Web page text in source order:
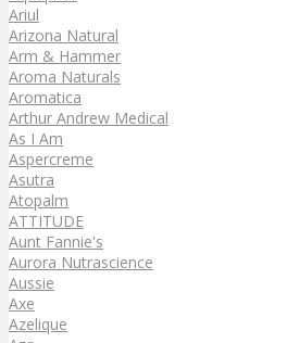
Ariul
Arizona Natural
Arm & Hammer
Aroma Naturals
Aromatica
Arthur Andrew Medical
As I Am
Aspercreme
Asutra
Atopalm
ATTITUDE
Aunt Fannie's
Aurora Nutrascience
Aussie
Axe
Azelique